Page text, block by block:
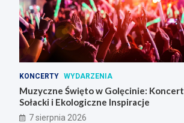
KONCERTY WYDARZENIA
Muzyczne Święto w Golęcinie: Koncert
Sołacki i Ekologiczne Inspiracje
7 sierpnia 2026